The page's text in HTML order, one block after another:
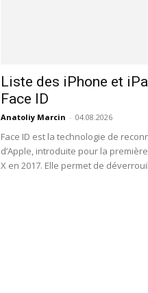
Liste des iPhone et
Face ID
Anatoliy Marcin - 04.08.2026
Face ID est la technologie de
d’Apple, introduite pour la
X en 2017. Elle permet de